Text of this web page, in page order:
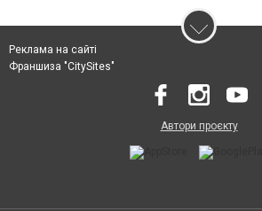
Реклама на сайті
Франшиза "CitySites"
Автори проєкту